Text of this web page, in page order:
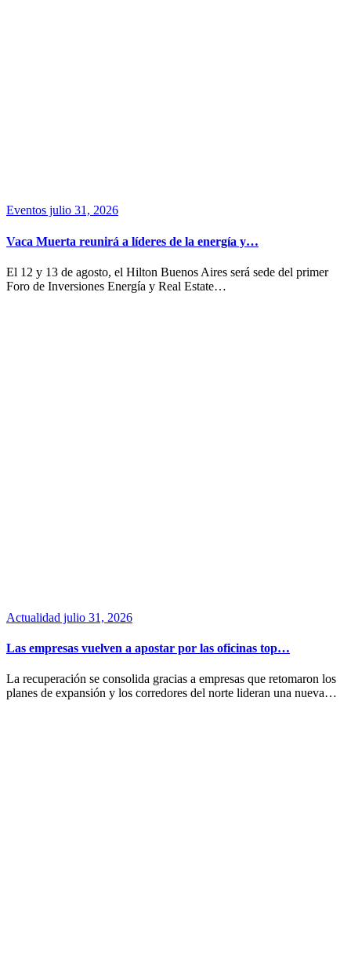
Eventos julio 31, 2026
Vaca Muerta reunirá a líderes de la energía y…
El 12 y 13 de agosto, el Hilton Buenos Aires será sede del primer
Foro de Inversiones Energía y Real Estate…
Actualidad julio 31, 2026
Las empresas vuelven a apostar por las oficinas top…
La recuperación se consolida gracias a empresas que retomaron los
planes de expansión y los corredores del norte lideran una nueva…